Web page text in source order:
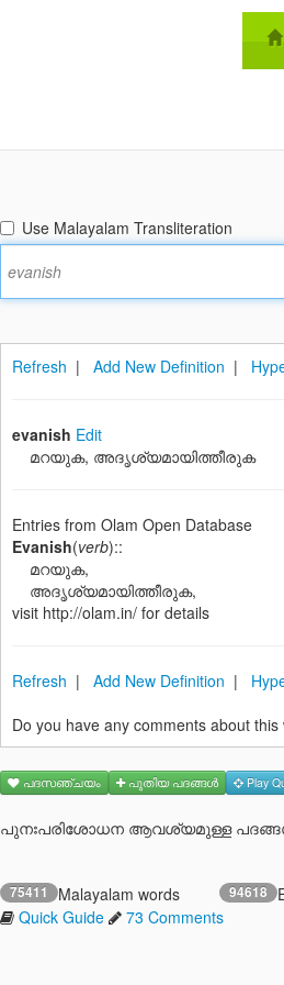
Use Malayalam Transliteration
Refresh | Add New Definition |
evanish Edit
മറയുക, അദൃശ്യമായിത്തീരുക
Entries from Olam Open Database
Evanish(verb)::
മറയുക,
അദൃശ്യമായിത്തീരുക,
visit http://olam.in/ for details
Refresh | Add New Definition |
Do you have any comments about
പദസഞ്ചയം പുതിയ പദങ്ങള്‍ Play
പുനഃപരിശോധന ആവശ്യമുള്ള
75411 Malayalam words 94618
Quick Guide
73 Comments